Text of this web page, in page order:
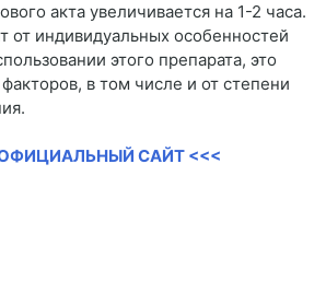
акта увеличивается на 1-2 часа.
от индивидуальных особенностей
этого препарата, это
в том числе и от степени
САЙТ <<<